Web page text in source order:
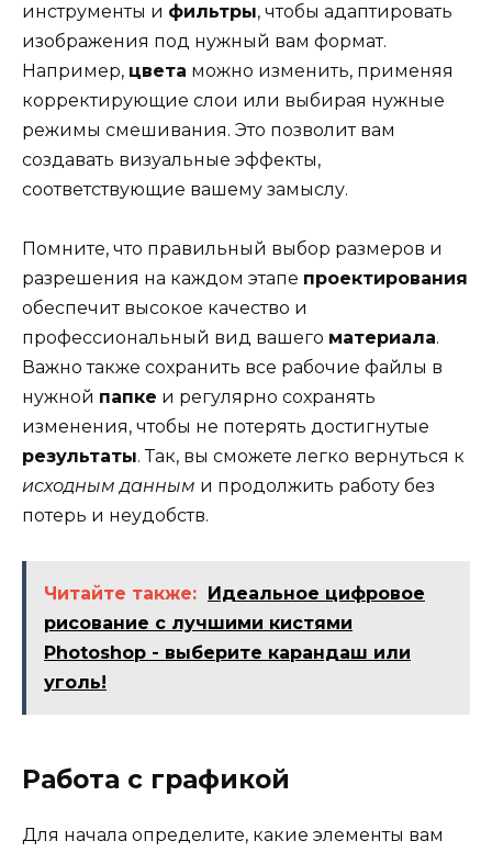
инструменты и фильтры, чтобы адаптировать
изображения под нужный вам формат.
Например, цвета можно изменить, применяя
корректирующие слои или выбирая нужные
режимы смешивания. Это позволит вам
создавать визуальные эффекты,
соответствующие вашему замыслу.
Помните, что правильный выбор размеров и
разрешения на каждом этапе проектирования
обеспечит высокое качество и
профессиональный вид вашего материала.
Важно также сохранить все рабочие файлы в
нужной папке и регулярно сохранять
изменения, чтобы не потерять достигнутые
результаты. Так, вы сможете легко вернуться к
исходным данным и продолжить работу без
потерь и неудобств.
Читайте также: Идеальное цифровое
рисование с лучшими кистями
Photoshop - выберите карандаш или
уголь!
Работа с графикой
Для начала определите, какие элементы вам